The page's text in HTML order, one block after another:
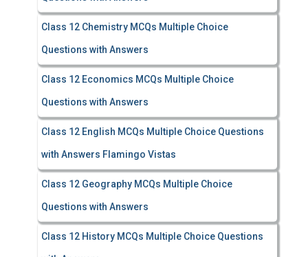
Class 12 Chemistry MCQs Multiple Choice
Questions with Answers
Class 12 Economics MCQs Multiple Choice
Questions with Answers
Class 12 English MCQs Multiple Choice Questions
with Answers Flamingo Vistas
Class 12 Geography MCQs Multiple Choice
Questions with Answers
Class 12 History MCQs Multiple Choice Questions